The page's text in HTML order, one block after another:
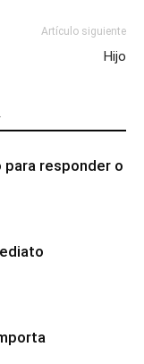
Artículo siguiente
Hijo
responder o